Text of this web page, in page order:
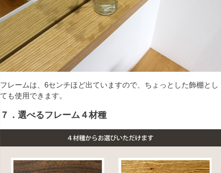
フレームは、6センチほど出ていますので、ちょっとした飾棚とし
ても使用できます。
７．選べるフレーム４材種